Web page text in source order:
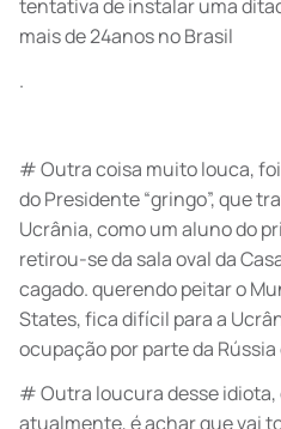
tentativa de instalar uma
mais de 24anos no Brasil
.
# Outra coisa muito louca,
do Presidente “gringo”, que
Ucrânia, como um aluno do
retirou-se da sala oval da
cagado. querendo peitar o
States, fica difícil para a
ocupação por parte da
# Outra loucura desse idiota,
atualmente, é achar que vai